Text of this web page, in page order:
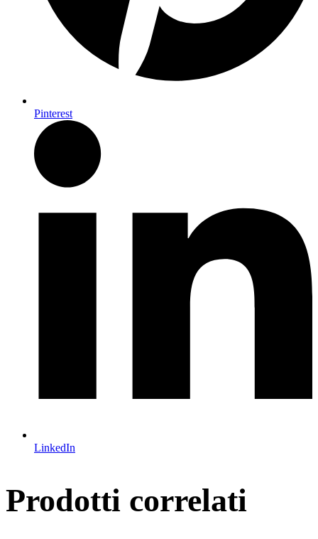
Pinterest
LinkedIn
Prodotti correlati